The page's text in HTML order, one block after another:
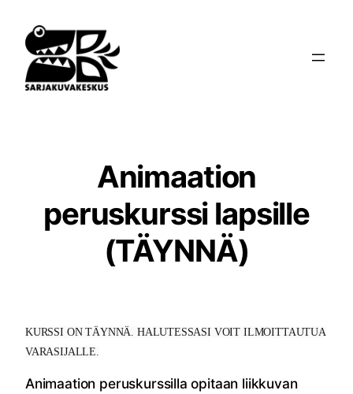
sisältöön
Animaation
peruskurssi lapsille
(TÄYNNÄ)
KURSSI ON TÄYNNÄ. HALUTESSASI VOIT ILMOITTAUTUA
VARASIJALLE.
Animaation peruskurssilla opitaan liikkuvan